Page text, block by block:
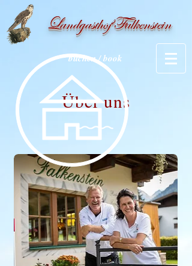
Landgasthof Falkenstein
buchen / book
Über uns